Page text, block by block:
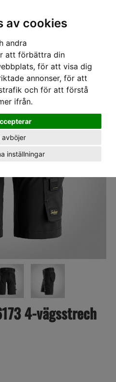
av cookies
andra
att förbättra din
för att visa dig
annonser, för att
och för att förstå
ifrån.
avböjer
inställningar
6173 4-vägsstrech AW
4-vägsstrech